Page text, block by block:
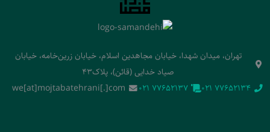
تهران، میدان شهدا، خیابان مجاهدین اسلام، خیابان زرین‌خامه، خیابان
صیاد خدایی (قائن)، پلاک43
‭021 77652134‬
‭021 77652137‬
we[at]mojtabatehrani[.]com